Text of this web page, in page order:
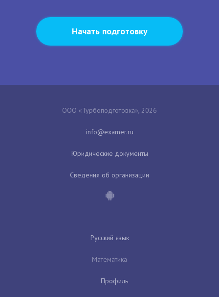
Начать подготовку
ООО «Турбоподготовка», 2026
Юридические документы
Сведения об организации
Русский язык
Математика
Профиль